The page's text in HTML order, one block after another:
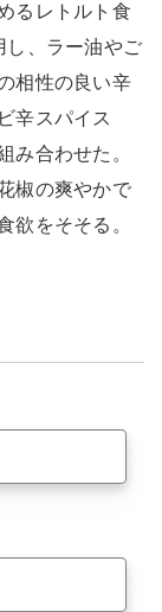
るレトルト食
し、ラー油やご
相性の良い辛
辛スパイス
み合わせた。
椒の爽やかで
欲をそそる。